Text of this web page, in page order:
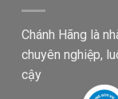
Chánh Hãng là
chuyên nghiệp,
cậy